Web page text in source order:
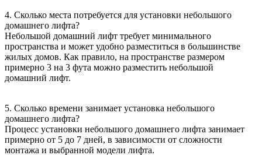
4. Сколько места потребуется для установки небольшого
домашнего лифта?
Небольшой домашний лифт требует минимального
пространства и может удобно разместиться в большинстве
жилых домов. Как правило, на пространстве размером
примерно 3 на 3 фута можно разместить небольшой
домашний лифт.
5. Сколько времени занимает установка небольшого
домашнего лифта?
Процесс установки небольшого домашнего лифта занимает
примерно от 5 до 7 дней, в зависимости от сложности
монтажа и выбранной модели лифта.